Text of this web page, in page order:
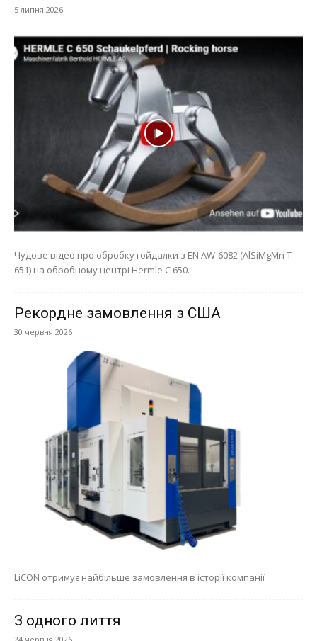
5 липня 2026
Чудове відео про обробку гойдалки з EN AW-6082 (AlSiMgMn T
651) на обробному центрі Hermle C 650.
Рекордне замовлення з США
30 червня 2026
LiCON отримує найбільше замовлення в історії компанії
З одного лиття